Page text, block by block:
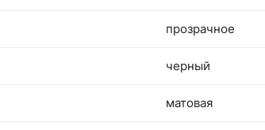
прозрачное
черный
матовая